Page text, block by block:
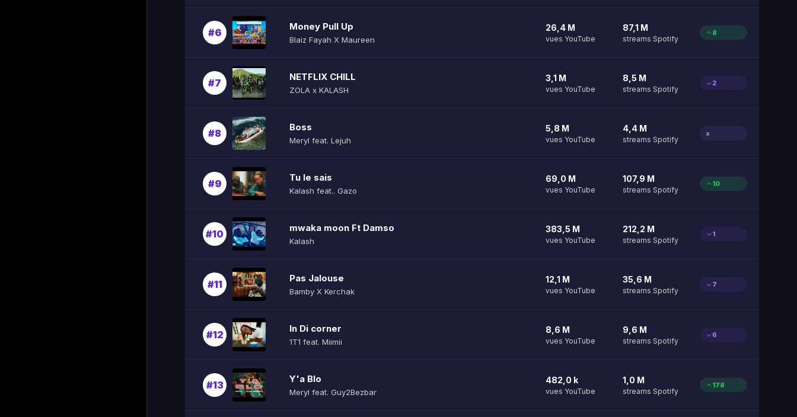
#6
Money Pull Up
Blaiz Fayah X Maureen
26,4 M
vues YouTube
87,1 M
streams Spotify
8
#7
NETFLIX CHILL
ZOLA x KALASH
3,1 M
vues YouTube
8,5 M
streams Spotify
2
#8
Boss
Meryl feat. Lejuh
5,8 M
vues YouTube
4,4 M
streams Spotify
=
#9
Tu le sais
Kalash feat.. Gazo
69,0 M
vues YouTube
107,9 M
streams Spotify
10
#10
mwaka moon Ft Damso
Kalash
383,5 M
vues YouTube
212,2 M
streams Spotify
1
#11
Pas Jalouse
Bamby X Kerchak
12,1 M
vues YouTube
35,6 M
streams Spotify
7
#12
In Di corner
1T1 feat. Miimii
8,6 M
vues YouTube
9,6 M
streams Spotify
6
#13
Y'a Blo
Meryl feat. Guy2Bezbar
482,0 k
vues YouTube
1,0 M
streams Spotify
178